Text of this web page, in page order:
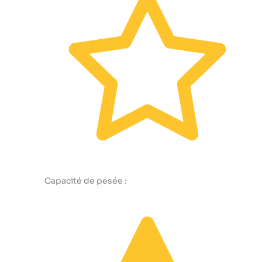
Capacité de pesée :